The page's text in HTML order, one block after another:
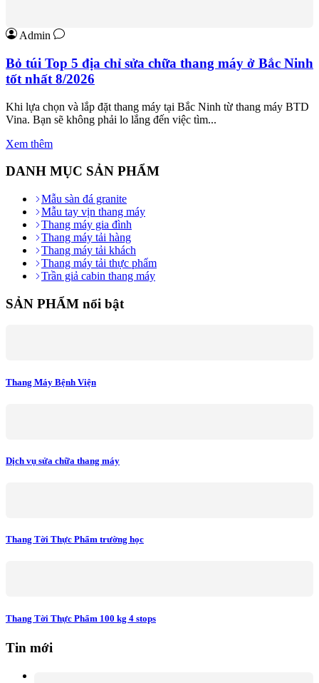
Admin
Bỏ túi Top 5 địa chỉ sửa chữa thang máy ở Bắc Ninh
tốt nhất 8/2026
Khi lựa chọn và lắp đặt thang máy tại Bắc Ninh từ thang máy BTD
Vina. Bạn sẽ không phải lo lắng đến việc tìm...
Xem thêm
DANH MỤC SẢN PHẨM
Mẫu sàn đá granite
Mẫu tay vịn thang máy
Thang máy gia đình
Thang máy tải hàng
Thang máy tải khách
Thang máy tải thực phẩm
Trần giả cabin thang máy
SẢN PHẨM nổi bật
Thang Máy Bệnh Viện
Dịch vụ sửa chữa thang máy
Thang Tời Thực Phẩm trường học
Thang Tời Thực Phẩm 100 kg 4 stops
Tin mới